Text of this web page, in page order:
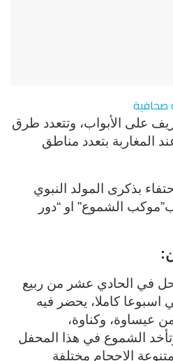
صحافية
على الأبواب، وتتعدد طرق
المغاربة بتعدد مناطق
بذكرى المولد النبوي
الشموع” او “دور
:
في الحادي عشر من ربيع
اسبوعا كاملا، يحضر فيه
عيساوة، وكناوة،
الشموع في هذا المحفل
الاحجام مختلفة